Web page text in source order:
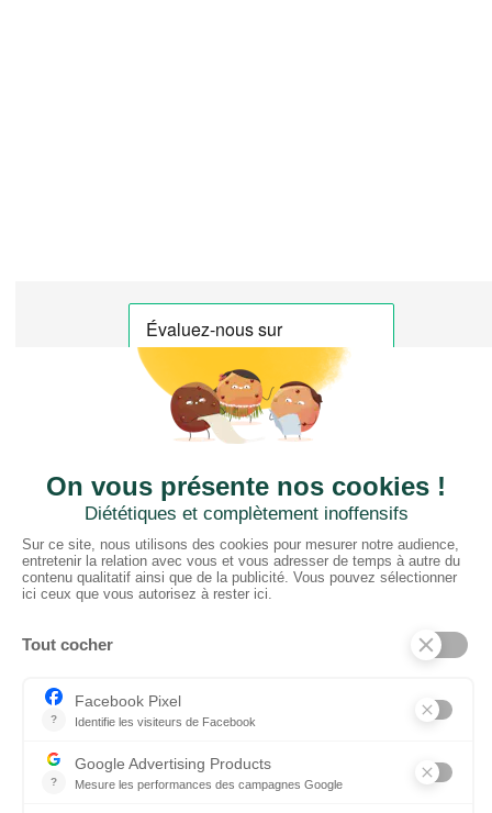
CTN FRANCE
2 rue du Puits Dixme 604
94310 ORLY
01 41 73 12 40
Horaires :
Retrait Dépôt : 08h30-12h00; 13h30-17h30
PRODUITS
Tissus
Tissus scénique
Plafonds
Murs
ElKarton
Accessoires